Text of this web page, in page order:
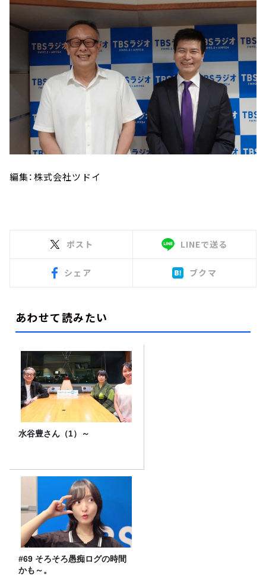
編集：株式会社ツドイ
ポスト LINEで送る
シェア ブクマ
あわせて読みたい
水谷豊さん（1）～
#69 そろそろ愚痴ログの時間
かも～。